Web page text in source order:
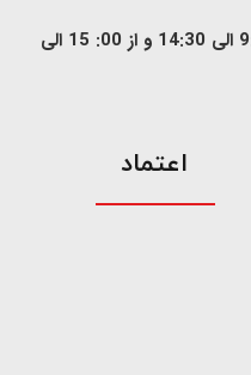
ساعت کاری : شنبه تا چهارشنبه 9:30 الی 14:30 و از 00: 15 الی
اعتماد